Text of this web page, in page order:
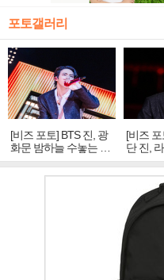
포토갤러리
[비즈 포토] BTS 진, 광
화문 밤하늘 수놓는 '비
주얼 킹'의 열창
[비즈
단 진,
빛나는